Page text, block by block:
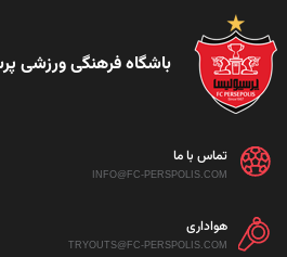
باشگاه فرهنگی ورزشی
تماس با ما
INFO@FC-PERSPOLIS.COM
هواداری
TRYOUTS@FC-PERSPOLIS.COM